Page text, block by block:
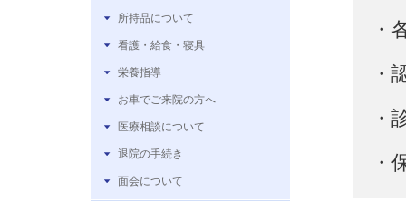
所持品について
看護・給食・寝具
栄養指導
お車でご来院の方へ
医療相談について
退院の手続き
面会について
・
・
・
・